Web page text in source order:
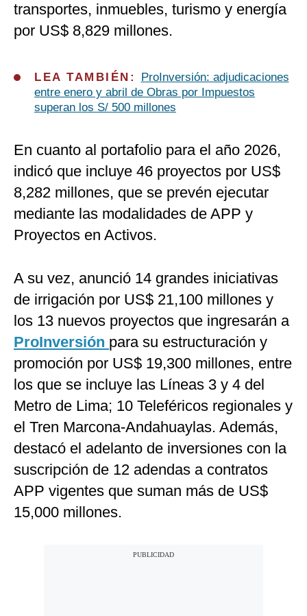
transportes, inmuebles, turismo y energía
por US$ 8,829 millones.
LEA TAMBIÉN:
ProInversión: adjudicaciones
entre enero y abril de Obras por Impuestos
superan los S/ 500 millones
En cuanto al portafolio para el año 2026,
indicó que incluye 46 proyectos por US$
8,282 millones, que se prevén ejecutar
mediante las modalidades de APP y
Proyectos en Activos.
A su vez, anunció 14 grandes iniciativas
de irrigación por US$ 21,100 millones y
los 13 nuevos proyectos que ingresarán a
ProInversión para su estructuración y
promoción por US$ 19,300 millones, entre
los que se incluye las Líneas 3 y 4 del
Metro de Lima; 10 Teleféricos regionales y
el Tren Marcona-Andahuaylas. Además,
destacó el adelanto de inversiones con la
suscripción de 12 adendas a contratos
APP vigentes que suman más de US$
15,000 millones.